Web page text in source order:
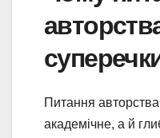
Питання
академічне, а й